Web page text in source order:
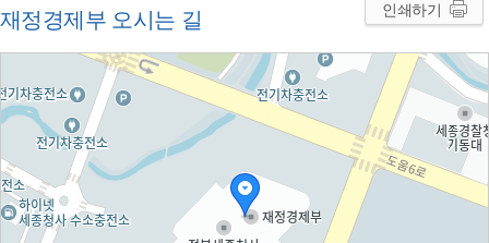
재정경제부 오시는 길 인쇄하기